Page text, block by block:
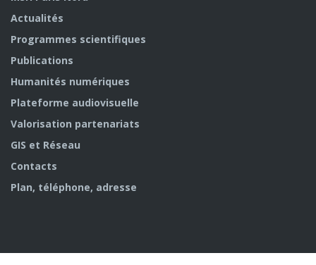
Actualités
Programmes scientifiques
Publications
Humanités numériques
Plateforme audiovisuelle
Valorisation partenariats
GIS et Réseau
Contacts
Plan, téléphone, adresse